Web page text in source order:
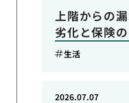
上階からの
劣化と保険
生活
2026.07.07